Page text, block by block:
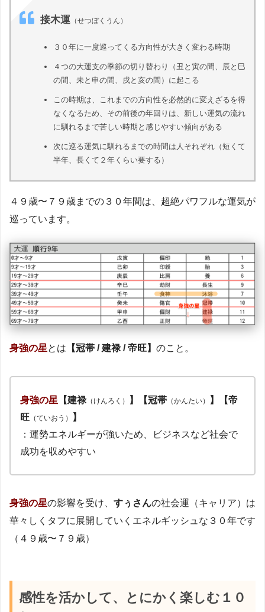
接木運 （せつぼくうん）
３０年に一度巡ってくる方向性が大きく変わる時期
４つの大運支の季節の切り替わり（丑と寅の間、辰と巳
の間、未と申の間、戌と亥の間）に起こる
この時期は、これまでの方向性を必然的に変えざるを得
なくなるため、その前後の年回りは、新しい運気の流れ
に馴れるまで苦しい時期と感じやすい傾向がある
次に巡る運気に馴れるまでの時間は人それぞれ（短くて
半年、長くて２年くらい要する）
４９歳〜７９歳までの３０年間は、超絶パワフルな運気が
巡っています。
身強の星とは 【冠帯 / 建禄 / 帝旺】 のこと。
身強の星 【建禄（けんろく） 】【冠帯 （かんたい）
】【帝
旺 （ていおう）
】
：運勢エネルギーが強いため、ビジネスなど社会で
成功を収めやすい
身強の星の影響を受け、 すぅさんの社会運（キャリア）は
華々しくタフに展開していくエネルギッシュな３０年です
（４９歳〜７９歳）
感性を活かして、とにかく楽しむ１０